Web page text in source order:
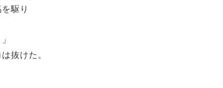
駆り
抜けた。